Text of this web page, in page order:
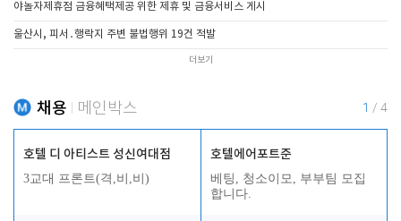
야놀자제휴점 금융혜택제공 위한 제휴 및 금융서비스 게시
울산시, 피서․행락지 주변 불법행위 19건 적발
더보기
채용 메인박스 1 / 4
호텔 디 아티스트 성신여대점
3교대 프론트(격,비,비)
호텔에어포트준
베팅, 청소이모, 부부팀 모집
합니다.